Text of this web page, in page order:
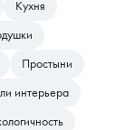
Кухня
Простыни
интерьера